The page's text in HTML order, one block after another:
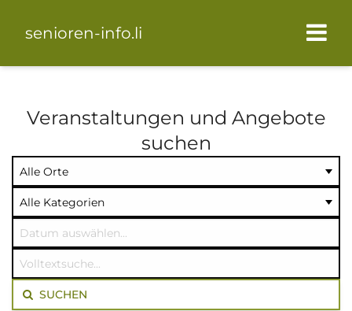
senioren-info.li
Veranstaltungen und Angebote
suchen
auswählen
auswählen
auswählen
Volltextsuche
SUCHEN